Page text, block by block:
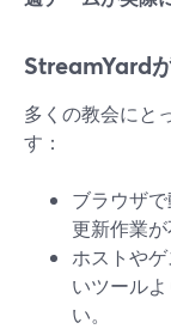
StreamYard
多くの教会にと
す：
ブラウザ
更新作業が
ホストや
いツール
い。